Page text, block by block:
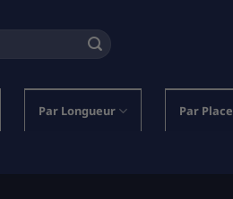
Par Longueur Par Place